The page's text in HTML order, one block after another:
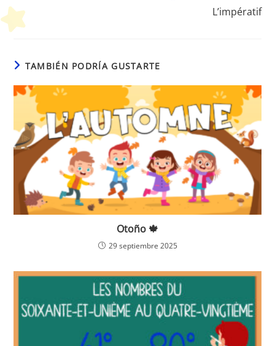
L’impératif
TAMBIÉN PODRÍA GUSTARTE
Otoño 🍁
29 septiembre 2025